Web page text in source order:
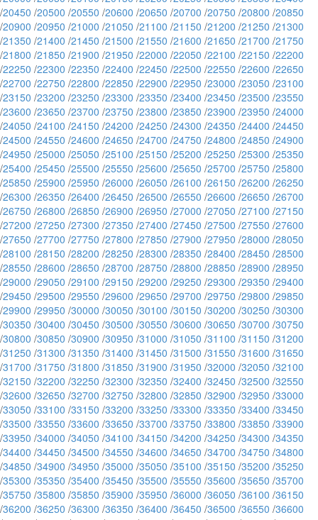
/20450 /20500 /20550 /20600 /20650 /20700 /20750 /20800 /20850
/20900 /20950 /21000 /21050 /21100 /21150 /21200 /21250 /21300
/21350 /21400 /21450 /21500 /21550 /21600 /21650 /21700 /21750
/21800 /21850 /21900 /21950 /22000 /22050 /22100 /22150 /22200
/22250 /22300 /22350 /22400 /22450 /22500 /22550 /22600 /22650
/22700 /22750 /22800 /22850 /22900 /22950 /23000 /23050 /23100
/23150 /23200 /23250 /23300 /23350 /23400 /23450 /23500 /23550
/23600 /23650 /23700 /23750 /23800 /23850 /23900 /23950 /24000
/24050 /24100 /24150 /24200 /24250 /24300 /24350 /24400 /24450
/24500 /24550 /24600 /24650 /24700 /24750 /24800 /24850 /24900
/24950 /25000 /25050 /25100 /25150 /25200 /25250 /25300 /25350
/25400 /25450 /25500 /25550 /25600 /25650 /25700 /25750 /25800
/25850 /25900 /25950 /26000 /26050 /26100 /26150 /26200 /26250
/26300 /26350 /26400 /26450 /26500 /26550 /26600 /26650 /26700
/26750 /26800 /26850 /26900 /26950 /27000 /27050 /27100 /27150
/27200 /27250 /27300 /27350 /27400 /27450 /27500 /27550 /27600
/27650 /27700 /27750 /27800 /27850 /27900 /27950 /28000 /28050
/28100 /28150 /28200 /28250 /28300 /28350 /28400 /28450 /28500
/28550 /28600 /28650 /28700 /28750 /28800 /28850 /28900 /28950
/29000 /29050 /29100 /29150 /29200 /29250 /29300 /29350 /29400
/29450 /29500 /29550 /29600 /29650 /29700 /29750 /29800 /29850
/29900 /29950 /30000 /30050 /30100 /30150 /30200 /30250 /30300
/30350 /30400 /30450 /30500 /30550 /30600 /30650 /30700 /30750
/30800 /30850 /30900 /30950 /31000 /31050 /31100 /31150 /31200
/31250 /31300 /31350 /31400 /31450 /31500 /31550 /31600 /31650
/31700 /31750 /31800 /31850 /31900 /31950 /32000 /32050 /32100
/32150 /32200 /32250 /32300 /32350 /32400 /32450 /32500 /32550
/32600 /32650 /32700 /32750 /32800 /32850 /32900 /32950 /33000
/33050 /33100 /33150 /33200 /33250 /33300 /33350 /33400 /33450
/33500 /33550 /33600 /33650 /33700 /33750 /33800 /33850 /33900
/33950 /34000 /34050 /34100 /34150 /34200 /34250 /34300 /34350
/34400 /34450 /34500 /34550 /34600 /34650 /34700 /34750 /34800
/34850 /34900 /34950 /35000 /35050 /35100 /35150 /35200 /35250
/35300 /35350 /35400 /35450 /35500 /35550 /35600 /35650 /35700
/35750 /35800 /35850 /35900 /35950 /36000 /36050 /36100 /36150
/36200 /36250 /36300 /36350 /36400 /36450 /36500 /36550 /36600